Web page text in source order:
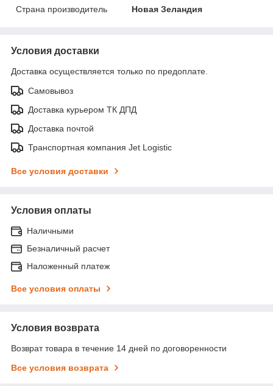
Страна производитель
Новая Зеландия
Условия доставки
Доставка осуществляется только по предоплате.
Самовывоз
Доставка курьером ТК ДПД
Доставка почтой
Транспортная компания Jet Logistic
Все условия доставки
Условия оплаты
Наличными
Безналичный расчет
Наложенный платеж
Все условия оплаты
Условия возврата
Возврат товара в течение 14 дней по договоренности
Все условия возврата